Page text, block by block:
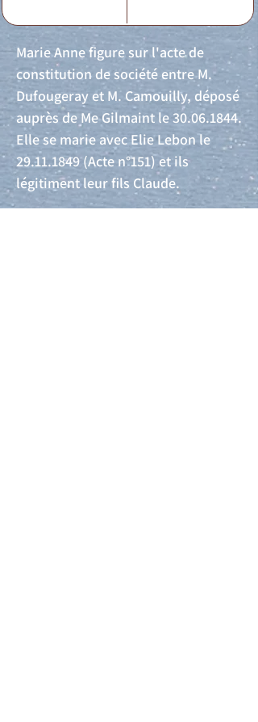
Marie Anne figure sur l'acte de
constitution de société entre M.
Dufougeray et M. Camouilly, déposé
auprès de Me Gilmaint le30.06.1844.
Elle se marie avec Elie Lebon le
29.11.1849(Acte n°151) et ils
légitiment leur fils Claude.